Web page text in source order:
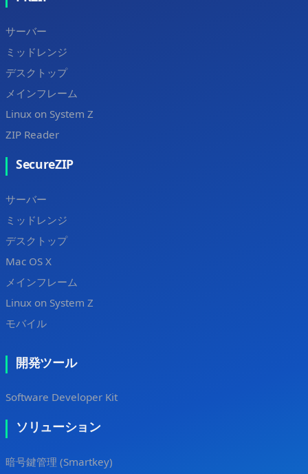
サーバー
ミッドレンジ
デスクトップ
メインフレーム
Linux on System Z
ZIP Reader
SecureZIP
サーバー
ミッドレンジ
デスクトップ
Mac OS X
メインフレーム
Linux on System Z
モバイル
開発ツール
Software Developer Kit
ソリューション
暗号鍵管理 (Smartkey)